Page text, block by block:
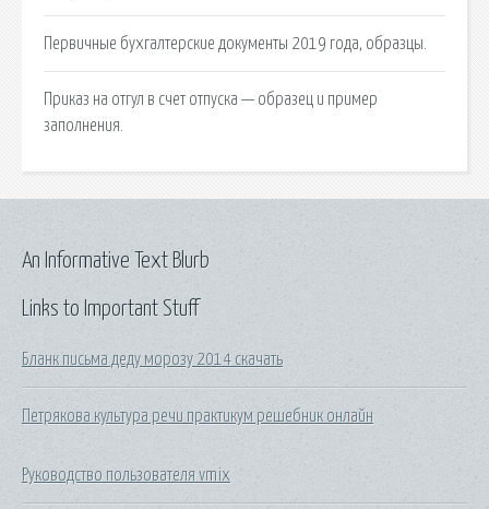
Первичные бухгалтерские документы 2019 года, образцы.
Приказ на отгул в счет отпуска — образец и пример
заполнения.
Links to Important Stuff
Бланк письма деду морозу 2014 скачать
Петрякова культура речи практикум решебник онлайн
Руководство пользователя vmix
An Informative Text Blurb